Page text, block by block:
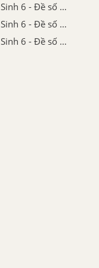
Đề kiểm tra giữa kì 2 Sinh 6 - Đề số 3 có lời giải chi tiết
Đề kiểm tra giữa kì 2 Sinh 6 - Đề số 2 có lời giải chi tiết
Đề kiểm tra giữa kì 2 Sinh 6 - Đề số 1 có lời giải chi tiết